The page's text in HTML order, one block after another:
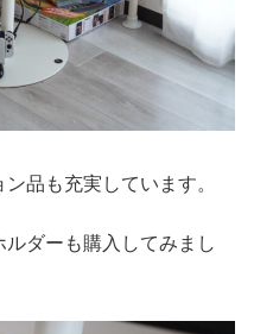
品も充実しています。
ダーも購入してみまし